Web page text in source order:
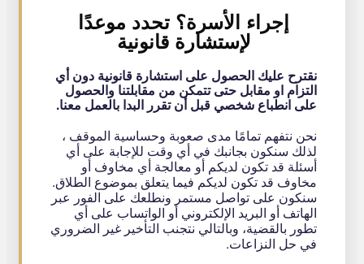
إجراء الأسرة؟ تحدد موعدًا
لإستشارة قانونية
نقترح عليك الحصول على استشارة قانونية دون أي
التزام او مقابل حتى تتمكن من مقابلتنا والحصول
على انطباع شخصي قبل أن تقرر البدا بالعمل معنا.
نحن نتفهم تمامًا مدى صعوبة وحساسية الموقف ،
لذلك سنكون بجانبك في أي وقت للإجابة على أي
أسئلة قد تكون لديكم أو معالجة أي مخاوف أو
مخاوف قد تكون لديكم فيما يتعلق بموضوع الطلاق.
سنكون على تواصل مستمر ونطلعك على الفور عبر
الهاتف أو البريد الإلكتروني أو الواتساب على أي
تطور بالقضية، وبالتالي نتجنب التأخير غير الضروري
في حل النزاعات.